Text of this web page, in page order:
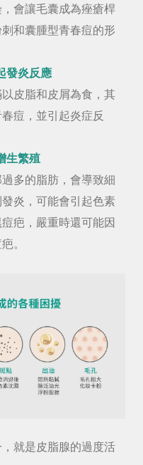
會讓毛囊成為痤瘡桿
和囊腫型青春痘的形
發炎反應
皮脂和皮屑為食，其
痘，並引起炎症反
生繁殖
多的脂肪，會導致細
炎，可能會引起色素
疤，嚴重時還可能因
。
就是皮脂腺的過度活